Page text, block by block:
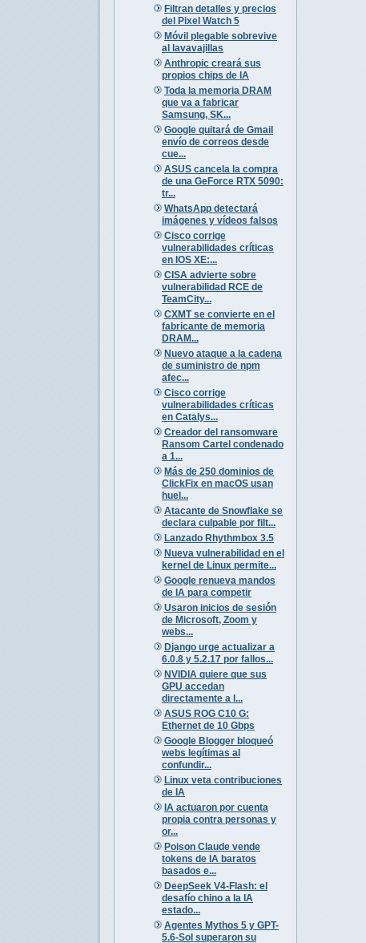
Filtran detalles y precios
del Pixel Watch 5
Móvil plegable sobrevive
al lavavajillas
Anthropic creará sus
propios chips de IA
Toda la memoria DRAM
que va a fabricar
Samsung, SK...
Google quitará de Gmail
envío de correos desde
cue...
ASUS cancela la compra
de una GeForce RTX 5090:
tr...
WhatsApp detectará
imágenes y vídeos falsos
Cisco corrige
vulnerabilidades críticas
en IOS XE:...
CISA advierte sobre
vulnerabilidad RCE de
TeamCity...
CXMT se convierte en el
fabricante de memoria
DRAM...
Nuevo ataque a la cadena
de suministro de npm
afec...
Cisco corrige
vulnerabilidades críticas
en Catalys...
Creador del ransomware
Ransom Cartel condenado
a 1...
Más de 250 dominios de
ClickFix en macOS usan
huel...
Atacante de Snowflake se
declara culpable por filt...
Lanzado Rhythmbox 3.5
Nueva vulnerabilidad en el
kernel de Linux permite...
Google renueva mandos
de IA para competir
Usaron inicios de sesión
de Microsoft, Zoom y
webs...
Django urge actualizar a
6.0.8 y 5.2.17 por fallos...
NVIDIA quiere que sus
GPU accedan
directamente a l...
ASUS ROG C10 G:
Ethernet de 10 Gbps
Google Blogger bloqueó
webs legítimas al
confundir...
Linux veta contribuciones
de IA
IA actuaron por cuenta
propia contra personas y
or...
Poison Claude vende
tokens de IA baratos
basados e...
DeepSeek V4-Flash: el
desafío chino a la IA
estado...
Agentes Mythos 5 y GPT-
5.6-Sol superaron su